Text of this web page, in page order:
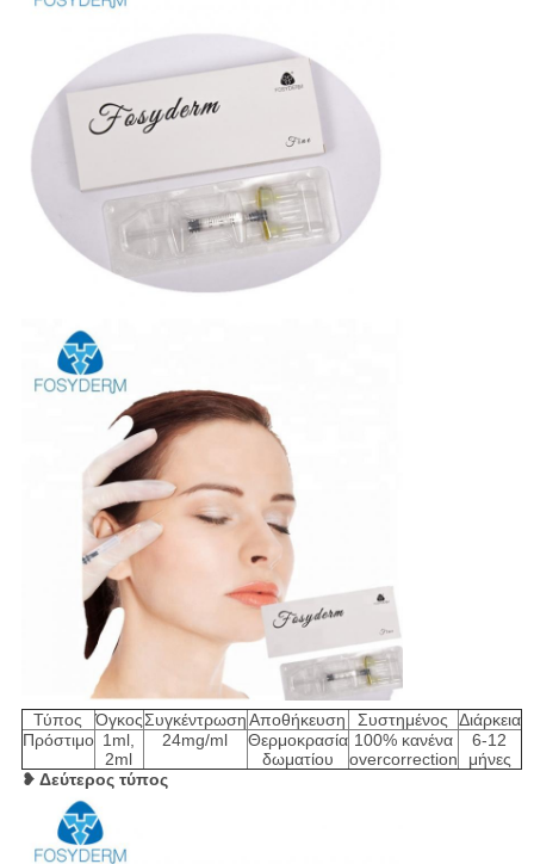
Τύπος ΌγκοςΣυγκέντρωση Αποθήκευση Συστημένος
Διάρκεια
Πρόστιμο 1ml,
2ml
24mg/ml
Θερμοκρασία
δωματίου
100% κανένα
overcorrection
6-12
μήνες
❥ Δεύτερος τύπος